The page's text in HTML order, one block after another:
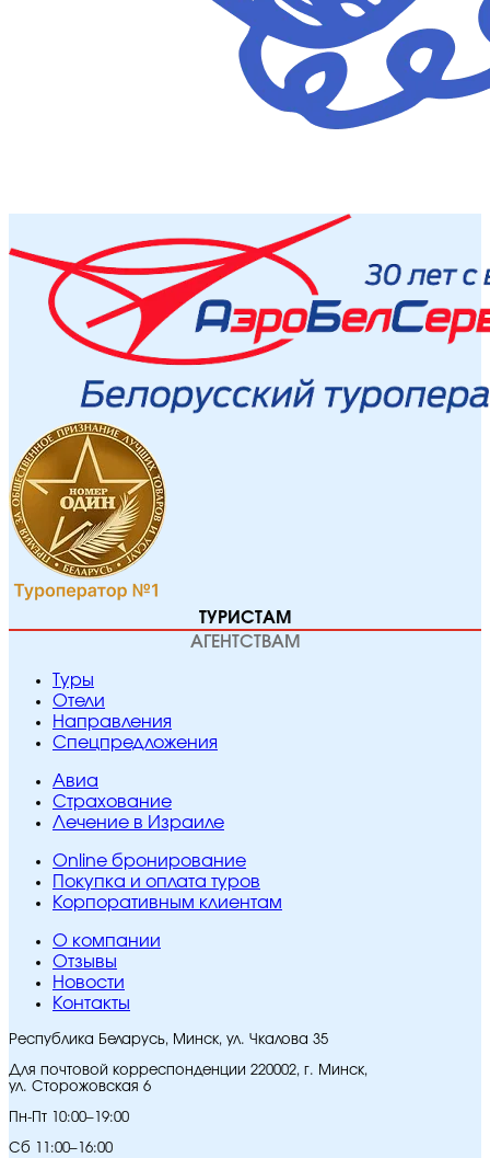
ТУРИСТАМ
АГЕНТСТВАМ
Туры
Отели
Направления
Спецпредложения
Авиа
Страхование
Лечение в Израиле
Online бронирование
Покупка и оплата туров
Корпоративным клиентам
O компании
Отзывы
Новости
Контакты
Республика Беларусь, Минск, ул. Чкалова 35
Для почтовой корреспонденции 220002, г. Минск,
ул. Сторожовская 6
Пн-Пт 10:00–19:00
Сб 11:00–16:00